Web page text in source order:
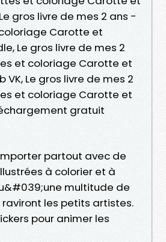
gros livre de mes 2 ans -
Carotte et
Le gros livre de mes 2
et coloriage Carotte et
VK, Le gros livre de mes 2
et coloriage Carotte et
gratuit
partout avec de
à colorier et à
multitude de
les petits artistes.
pour animer les